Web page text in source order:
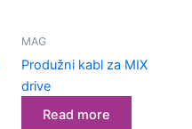
MAG
Produžni kabl za MIX
drive
Read more